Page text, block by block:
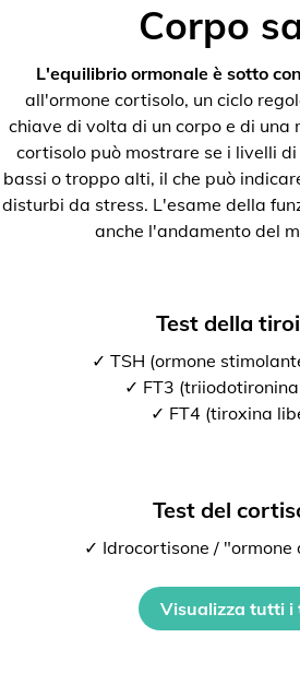
Corpo
L'equilibrio ormonale è sotto
all'ormone cortisolo, un ciclo
chiave di volta di un corpo e di una
cortisolo può mostrare se i livelli
bassi o troppo alti, il che può
disturbi da stress. L'esame della
anche l'andamento del
Test della
✓ TSH (ormone
✓ FT3
✓ FT4 (tiroxina
Test del
✓ Idrocortisone / "ormone
Visualizza tutti i